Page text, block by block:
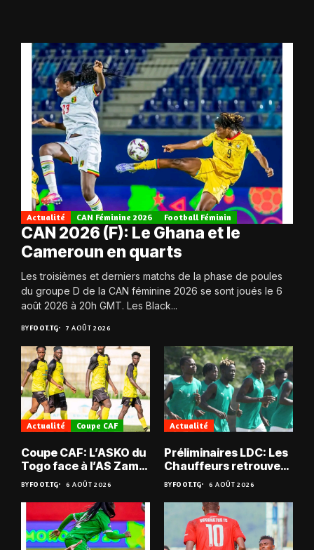
Actualité CAN Féminine 2026 Football Féminin
CAN 2026 (F): Le Ghana et le
Cameroun en quarts
Les troisièmes et derniers matchs de la phase de poules
du groupe D de la CAN féminine 2026 se sont joués le 6
août 2026 à 20h GMT. Les Black...
BYFOOT.TG 7 AOÛT 2026
Actualité Coupe CAF
Coupe CAF: L’ASKO du
Togo face à l’AS Zam
du Niger
BYFOOT.TG 6 AOÛT 2026
Actualité
Préliminaires LDC: Les
Chauffeurs retrouvent
les Mimos
BYFOOT.TG 6 AOÛT 2026